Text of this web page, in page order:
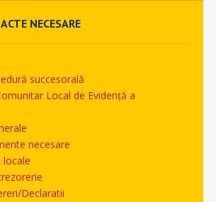
NECESARE
succesorală
Local de Evidență a
necesare
locale
Declaratii